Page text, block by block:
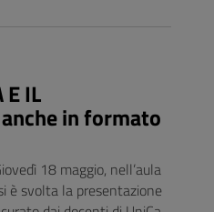
IL
in formato
18 maggio, nell’aula
è svolta la presentazione